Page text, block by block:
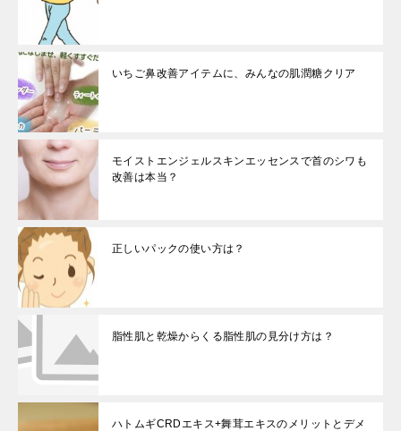
いちご鼻改善アイテムに、みんなの肌潤糖クリア
モイストエンジェルスキンエッセンスで首のシワも
改善は本当？
正しいパックの使い方は？
脂性肌と乾燥からくる脂性肌の見分け方は？
ハトムギCRDエキス+舞茸エキスのメリットとデメ